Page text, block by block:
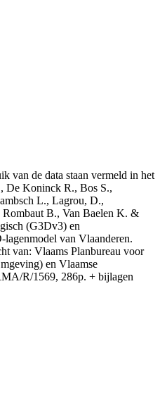
van de data staan vermeld in het
De Koninck R., Bos S.,
L., Lagrou, D.,
B., Van Baelen K. &
(G3Dv3) en
van Vlaanderen.
van: Vlaams Planbureau voor
en Vlaamse
R/1569, 286p. + bijlagen